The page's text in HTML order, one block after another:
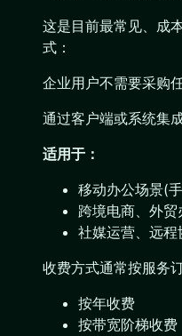
这是目前最常见、成
式：
企业用户不需要采购
通过客户端或系统集
适用于：
移动办公场景(
跨境电商、外贸
社媒运营、远程
收费方式通常按服务
按年收费
按带宽阶梯收费